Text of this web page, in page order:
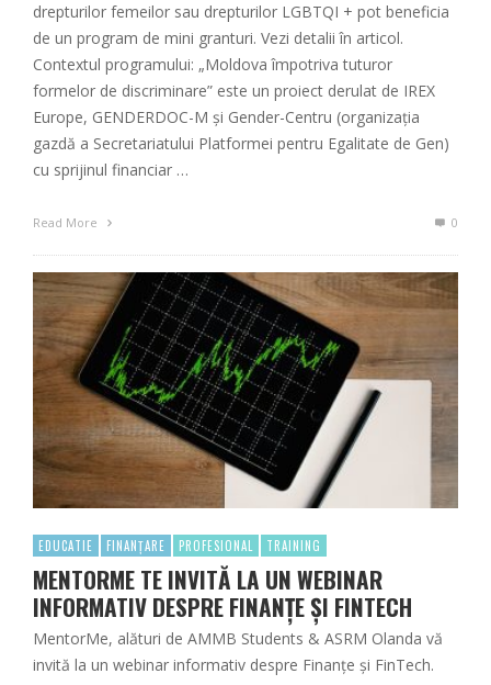
drepturilor femeilor sau drepturilor LGBTQI + pot beneficia
de un program de mini granturi. Vezi detalii în articol.
Contextul programului: „Moldova împotriva tuturor
formelor de discriminare” este un proiect derulat de IREX
Europe, GENDERDOC-M și Gender-Centru (organizația
gazdă a Secretariatului Platformei pentru Egalitate de Gen)
cu sprijinul financiar …
Read More 0
EDUCATIE FINANȚARE PROFESIONAL TRAINING
MENTORME TE INVITĂ LA UN WEBINAR
INFORMATIV DESPRE FINANȚE ȘI FINTECH
MentorMe, alături de AMMB Students & ASRM Olanda vă
invită la un webinar informativ despre Finanțe și FinTech.